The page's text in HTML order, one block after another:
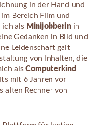
in der Hand und
im Bereich Film und
ich als Minijobberinin
Gedanken in Bild und
Leidenschaft galt
von Inhalten, die
alsComputerkind
mit 6 Jahren vor
alten Rechner von